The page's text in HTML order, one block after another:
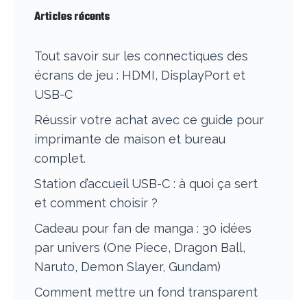
Articles récents
Tout savoir sur les connectiques des
écrans de jeu : HDMI, DisplayPort et
USB-C
Réussir votre achat avec ce guide pour
imprimante de maison et bureau
complet.
Station d’accueil USB-C : à quoi ça sert
et comment choisir ?
Cadeau pour fan de manga : 30 idées
par univers (One Piece, Dragon Ball,
Naruto, Demon Slayer, Gundam)
Comment mettre un fond transparent